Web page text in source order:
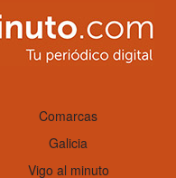
Comarcas
Galicia
Vigo al minuto